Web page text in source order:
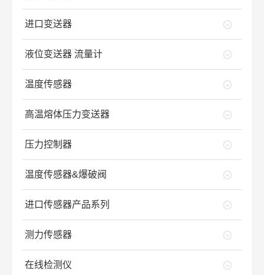
进口变送器
液位变送器 流量计
温度传感器
高温熔体压力变送器
压力控制器
温度传感器&爆破阀
进口传感器产品系列
测力传感器
在线检测仪